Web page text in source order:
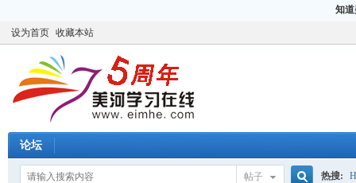
知
设为首页 收藏本站
论坛
帖子 热搜: